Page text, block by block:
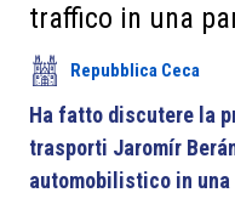
Partner
Progetti
Area riservata
traffico in una
Repubblica Ceca
Ha fatto discutere la
trasporti Jaromír
automobilistico in